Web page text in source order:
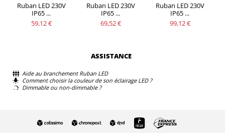
Ruban LED 230V
IP65 ...
59,12 €
Ruban LED 230V
IP65 ...
69,52 €
Ruban LED 230V
IP65 ...
99,12 €
ASSISTANCE
Aide au branchement Ruban LED
Comment choisir la couleur de son éclairage LED ?
Dimmable ou non-dimmable ?